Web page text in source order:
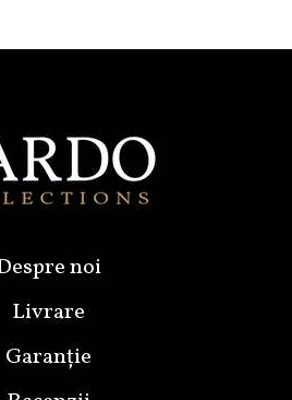
noi
Livrare
Garanție